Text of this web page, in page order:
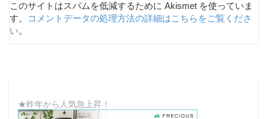
このサイトはスパムを低減するために Akismet を使っていま
す。
コメントデータの処理方法の詳細はこちらをご覧くださ
い。
★昨年から人気急上昇！